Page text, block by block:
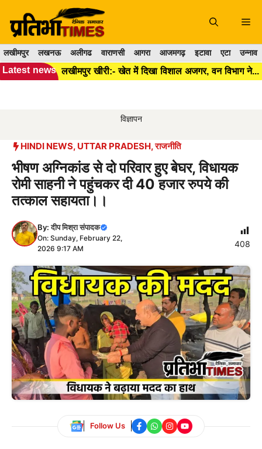
content
लखीमपुर लखनऊ अलीगढ वाराणसी आगरा आजमगढ़ इटावा एटा उन्नाव
Latest news लखीमपुर खीरी:- खेत में दिखा विशाल अजगर, वन विभाग ने सुरक्षित रेस्क्यू कर जंगल में छोड़ा।
विज्ञापन
HINDI NEWS, UTTAR PRADESH,राजनीति
भीषण अग्निकांड से दो परिवार हुए बेघर, विधायक
रोमी साहनी ने पहुंचकर दी 40 हजार रुपये की
तत्काल सहायता।।
By:दीप मिश्रा संपादक
On: Sunday, February 22,
2026 9:17 AM
408
Follow Us